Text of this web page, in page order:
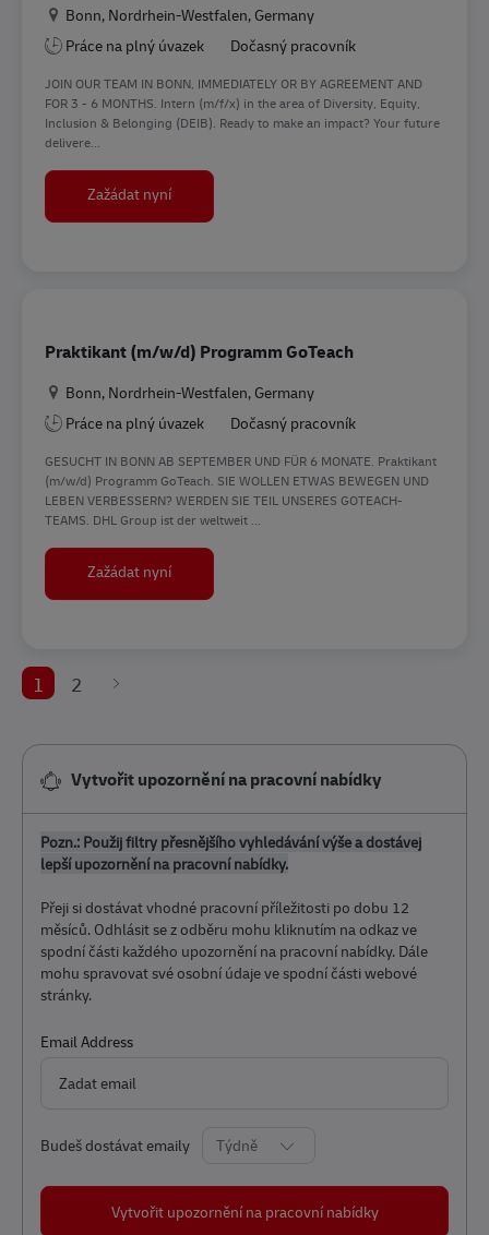
Location
Bonn, Nordrhein-Westfalen, Germany
Práce na plný úvazek
Dočasný pracovník
JOIN OUR TEAM IN BONN, IMMEDIATELY OR BY AGREEMENT AND
FOR 3 - 6 MONTHS. Intern (m/f/x) in the area of Diversity, Equity,
Inclusion & Belonging (DEIB). Ready to make an impact? Your future
delivere...
Zažádat nyníIntern (m/f/d) in the area of Diversity, Equity,
Praktikant (m/w/d) Programm GoTeach
Location
Bonn, Nordrhein-Westfalen, Germany
Práce na plný úvazek
Dočasný pracovník
GESUCHT IN BONN AB SEPTEMBER UND FÜR 6 MONATE. Praktikant
(m/w/d) Programm GoTeach. SIE WOLLEN ETWAS BEWEGEN UND
LEBEN VERBESSERN? WERDEN SIE TEIL UNSERES GOTEACH-
TEAMS. DHL Group ist der weltweit ...
Zažádat nyníPraktikant (m/w/d) Programm GoTeach
1 2
Vytvořit upozornění na pracovní nabídky
Pozn.: Použij filtry přesnějšího vyhledávání výše a dostávej
lepší upozornění na pracovní nabídky.
Přeji si dostávat vhodné pracovní příležitosti po dobu 12
měsíců. Odhlásit se z odběru mohu kliknutím na odkaz ve
spodní části každého upozornění na pracovní nabídky. Dále
mohu spravovat své osobní údaje ve spodní části webové
stránky.
Email AddressRequired
Budeš dostávat emailyRequired
Vytvořit upozornění na pracovní nabídky